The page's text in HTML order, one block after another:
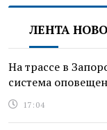
ЛЕНТА
На трассе в
система
17:04